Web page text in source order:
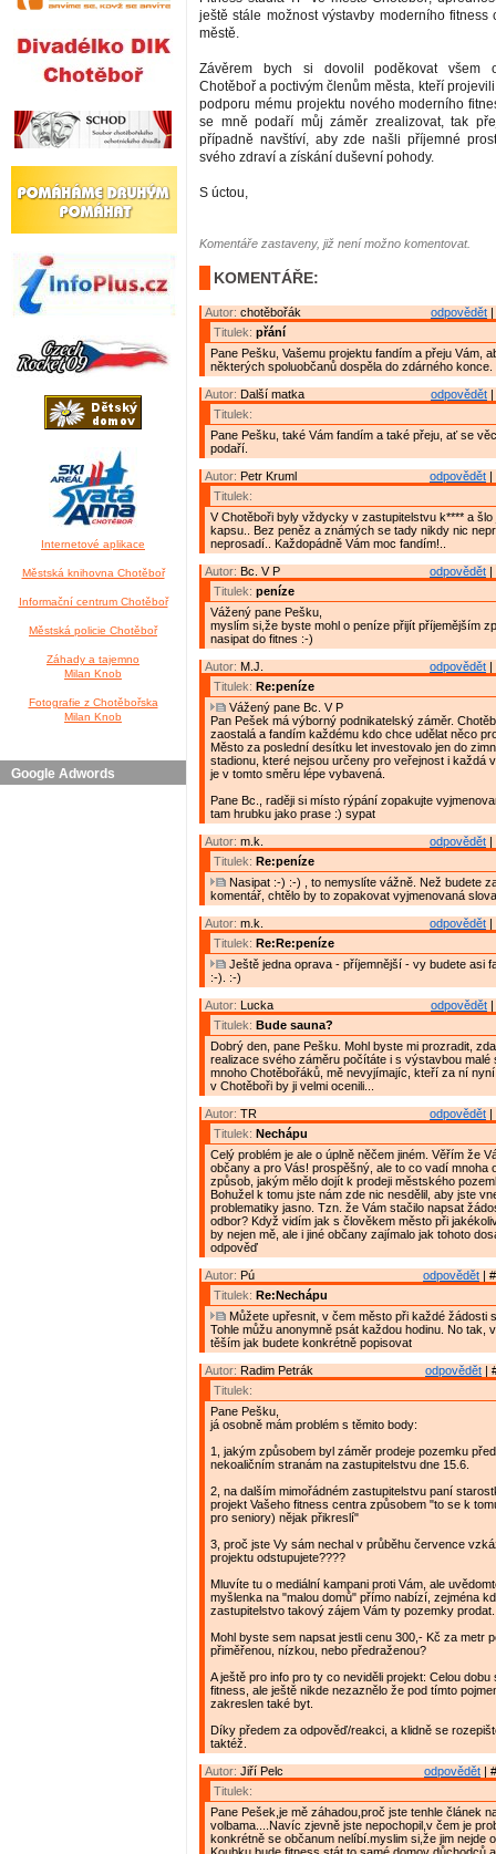
Internetové aplikace
Městská knihovna Chotěboř
Informační centrum Chotěboř
Městská policie Chotěboř
Záhady a tajemno
Milan Knob
Fotografie z Chotěbořska
Milan Knob
Google Adwords
ještě stále možnost výstavby moderního fitness
městě.
Závěrem bych si dovolil poděkovat všem
Chotěboř a poctivým členům města, kteří
podporu mému projektu nového moderního
se mně podaří můj záměr zrealizovat, tak
případně navštíví, aby zde našli příjemné
svého zdraví a získání duševní pohody.
S úctou,
Komentáře zastaveny, již není možno komentovat.
KOMENTÁŘE:
odpovědět
Autor: chotěbořák
Titulek: přání
Pane Pešku, Vašemu projektu fandím a přeju Vám,
některých spoluobčanů dospěla do zdárného konce.
odpovědět
Autor: Další matka
Titulek:
Pane Pešku, také Vám fandím a také přeju, ať se
podaří.
odpovědět |
Autor: Petr Kruml
Titulek:
V Chotěboři byly vždycky v zastupitelstvu k**** a šlo
kapsu.. Bez peněz a známých se tady nikdy nic
neprosadí.. Každopádně Vám moc fandím!..
odpovědět |
Autor: Bc. V P
Titulek: peníze
Vážený pane Pešku,
myslím si,že byste mohl o peníze přijít příjemějším
nasipat do fitnes :-)
odpovědět |
Autor: M.J.
Titulek: Re:peníze
Vážený pane Bc. V P
Pan Pešek má výborný podnikatelský záměr.
zaostalá a fandím každému kdo chce udělat něco
Město za poslední desítku let investovalo jen do
stadionu, které nejsou určeny pro veřejnost i každá
je v tomto směru lépe vybavená.
Pane Bc., raději si místo rýpání zopakujte
tam hrubku jako prase :) sypat
odpovědět |
Autor: m.k.
Titulek: Re:peníze
Nasipat :-) :-) , to nemyslíte vážně. Než budete
komentář, chtělo by to zopakovat vyjmenovaná
odpovědět |
Autor: m.k.
Titulek: Re:Re:peníze
Ještě jedna oprava - příjemnější - vy budete asi
:-). :-)
odpovědět
Autor: Lucka
Titulek: Bude sauna?
Dobrý den, pane Pešku. Mohl byste mi prozradit,
realizace svého záměru počítáte i s výstavbou malé
mnoho Chotěbořáků, mě nevyjímajíc, kteří za ní
v Chotěboři by ji velmi ocenili...
odpovědět |
Autor: TR
Titulek: Nechápu
Celý problém je ale o úplně něčem jiném. Věřím že
občany a pro Vás! prospěšný, ale to co vadí mnoha
způsob, jakým mělo dojít k prodeji městského
Bohužel k tomu jste nám zde nic nesdělil, aby jste
problematiky jasno. Tzn. že Vám stačilo napsat
odbor? Když vidím jak s člověkem město při
by nejen mě, ale i jiné občany zajímalo jak tohoto
odpověď
odpovědět |
Autor: Pú
Titulek: Re:Nechápu
Můžete upřesnit, v čem město při každé žádosti
Tohle můžu anonymně psát každou hodinu. No tak,
těším jak budete konkrétně popisovat
odpovědět |
Autor: Radim Petrák
Titulek:
Pane Pešku,
já osobně mám problém s těmito body:
1, jakým způsobem byl záměr prodeje pozemku
nekoaličním stranám na zastupitelstvu dne 15.6.
2, na dalším mimořádném zastupitelstvu paní
projekt Vašeho fitness centra způsobem "to se k
pro seniory) nějak přikreslí"
3, proč jste Vy sám nechal v průběhu července
projektu odstupujete????
Mluvíte tu o mediální kampani proti Vám, ale
myšlenka na "malou domů" přímo nabízí, zejména
zastupitelstvo takový zájem Vám ty pozemky prodat.
Mohl byste sem napsat jestli cenu 300,- Kč za metr
přiměřenou, nízkou, nebo předraženou?
A ještě pro info pro ty co neviděli projekt: Celou
fitness, ale ještě nikde nezaznělo že pod tímto
zakreslen také byt.
Díky předem za odpověď/reakci, a klidně se
taktéž.
odpovědět |
Autor: Jiří Pelc
Titulek:
Pane Pešek,je mě záhadou,proč jste tenhle článek
volbama....Navíc zjevně jste nepochopil,v čem je
konkrétně se občanum nelíbí.myslim si,že jim nejde